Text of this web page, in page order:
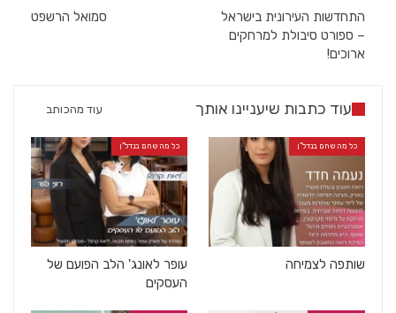
התחדשות העירונית בישראל
– ספורט סיבולת למרחקים
ארוכים!
סמואל הרשפט
עוד כתבות שיעניינו אותך עוד מהכותב
כל מה שחם בנדל"ן
שותפה לצמיחה
כל מה שחם בנדל"ן
עופר לאונג' הלב הפועם של
העסקים